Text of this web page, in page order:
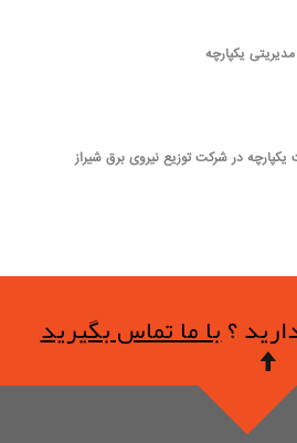
یکپارچه
در شرکت توزیع نیروی برق شیراز
؟با ما تماس بگیرید